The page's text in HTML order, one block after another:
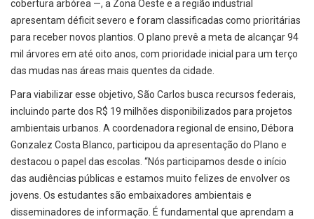
cobertura arbórea —, a Zona Oeste e a região industrial
apresentam déficit severo e foram classificadas como prioritárias
para receber novos plantios. O plano prevê a meta de alcançar 94
mil árvores em até oito anos, com prioridade inicial para um terço
das mudas nas áreas mais quentes da cidade.
Para viabilizar esse objetivo, São Carlos busca recursos federais,
incluindo parte dos R$ 19 milhões disponibilizados para projetos
ambientais urbanos. A coordenadora regional de ensino, Débora
Gonzalez Costa Blanco, participou da apresentação do Plano e
destacou o papel das escolas. “Nós participamos desde o início
das audiências públicas e estamos muito felizes de envolver os
jovens. Os estudantes são embaixadores ambientais e
disseminadores de informação. É fundamental que aprendam a